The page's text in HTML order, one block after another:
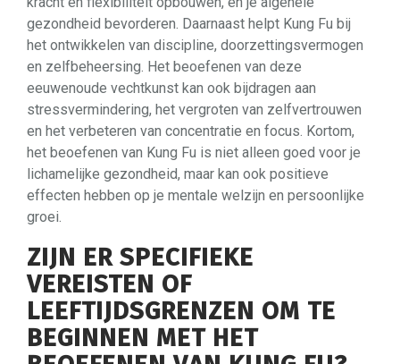
gezondheid bevorderen. Daarnaast helpt Kung Fu bij
het ontwikkelen van discipline, doorzettingsvermogen
en zelfbeheersing. Het beoefenen van deze
eeuwenoude vechtkunst kan ook bijdragen aan
stressvermindering, het vergroten van zelfvertrouwen
en het verbeteren van concentratie en focus. Kortom,
het beoefenen van Kung Fu is niet alleen goed voor je
lichamelijke gezondheid, maar kan ook positieve
effecten hebben op je mentale welzijn en persoonlijke
groei.
ZIJN ER SPECIFIEKE
VEREISTEN OF
LEEFTIJDSGRENZEN OM TE
BEGINNEN MET HET